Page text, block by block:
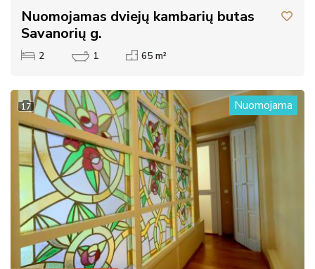
Nuomojamas dviejų kambarių butas
Savanorių g.
2 1 65 m²
17 Nuomojama